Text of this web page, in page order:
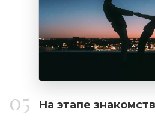
На этапе